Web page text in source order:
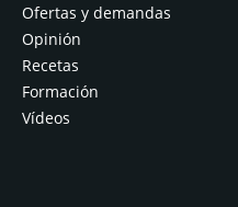
Ofertas y demandas
Opinión
Recetas
Formación
Vídeos